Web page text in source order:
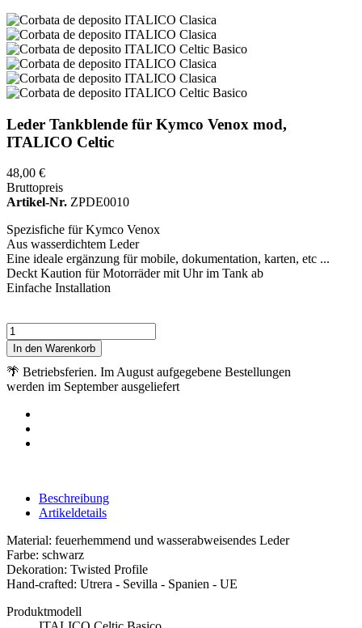
Leder Tankblende für Kymco Venox mod,
ITALICO Celtic
48,00 €
Bruttopreis
Artikel-Nr. ZPDE0010
Spezisfiche für Kymco Venox
Aus wasserdichtem Leder
Eine ideale ergänzung für mobile, dokumentation, karten, etc ...
Deckt Kaution für Motorräder mit Uhr im Tank ab
Einfache Installation
In den Warenkorb
🌴 Betriebsferien. Im August aufgegebene Bestellungen
werden im September ausgeliefert
Beschreibung
Artikeldetails
Material: feuerhemmend und wasserabweisendes Leder
Farbe: schwarz
Dekoration: Twisted Profile
Hand-crafted: Utrera - Sevilla - Spanien - UE
Produktmodell